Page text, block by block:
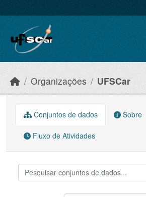
Organizações UFSCar
Conjuntos de dados Sobre
Fluxo de Atividades